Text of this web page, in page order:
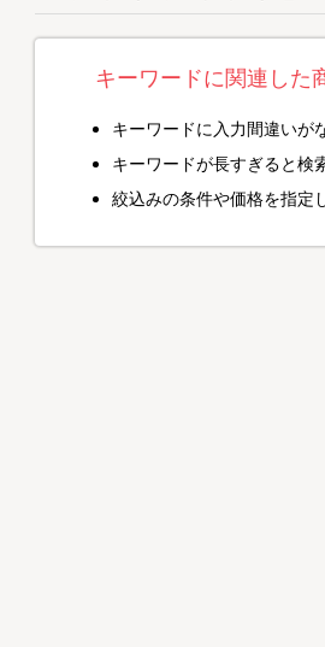
キーワードに関連した
キーワードに入力間違いが
キーワードが長すぎると検
絞込みの条件や価格を指定